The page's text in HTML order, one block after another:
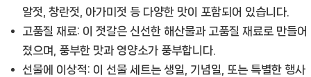
알젓, 창란젓, 아가미젓 등 다양한 맛이 포함되어 있습니다.
고품질 재료: 이 젓갈은 신선한 해산물과 고품질 재료로 만들어
졌으며, 풍부한 맛과 영양소가 풍부합니다.
선물에 이상적: 이 선물 세트는 생일, 기념일, 또는 특별한 행사